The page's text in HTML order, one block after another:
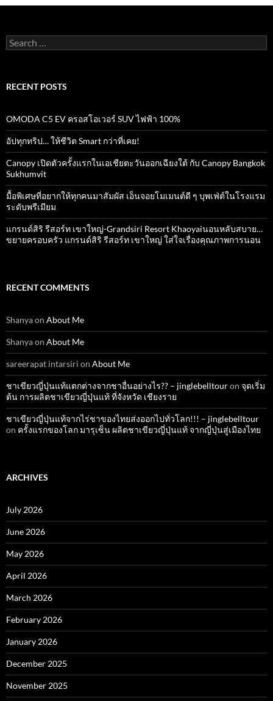
k
p
Search
for:
RECENT POSTS
OMODA C5 EV ครอสโอเวอร์ SUV ไฟฟ้า 100%
อัปทุกทริป… ให้ชีวิต Smart กว่าที่เคย!
Canopy เปิดตัวครั้งแรกในเอเชียตะวันออกเฉียงใต้ กับ Canopy Bangkok
Sukhumvit
มื้อพิเศษที่อยากให้ทุกคนมาสัมผัส เอ็นจอยโมเมนต์ดี ๆ บุพเฟ่ต์ในโรงแรม
ระดับพรีเมียม
แกรนด์สิริ​ รีสอร์ท​ เขาใหญ่​-Grandsiri​ Resort​ Khaoyaiนอนหลับสบาย…
ขยายครอบครัว แกรนด์สิริ รีสอร์ท เขาใหญ่ ใส่ใจเรื่องคุณภาพการนอน
RECENT COMMENTS
Shanyaon About Me
Shanyaon About Me
sareerapat intarsiri on About Me
ชาเขียวญี่ปุ่นแท้แตกต่างจากชาอื่นอย่างไร?? – jinglebelltouron จุดเริ่ม
ต้น การผลิตชาเขียวญี่ปุ่นแท้ ที่จังหวัด เชียงราย
ชาเขียวญี่ปุ่นแท้จากไร่ชาของไทยส่งออกไปทั่วโลก!!! – jinglebelltour
on ครั้งแรกของโลก มารุเซ็น ผลิตชาเขียวญี่ปุ่นแท้ จากญี่ปุ่นสู่เมืองไทย
ARCHIVES
July 2026
June 2026
May 2026
April 2026
March 2026
February 2026
January 2026
December 2025
November 2025